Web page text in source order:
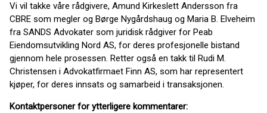
Vi vil takke våre rådgivere, Amund Kirkeslett Andersson fra
CBRE som megler og Børge Nygårdshaug og Maria B. Elveheim
fra SANDS Advokater som juridisk rådgiver for Peab
Eiendomsutvikling Nord AS, for deres profesjonelle bistand
gjennom hele prosessen. Retter også en takk til Rudi M.
Christensen i Advokatfirmaet Finn AS, som har representert
kjøper, for deres innsats og samarbeid i transaksjonen.
Kontaktpersoner for ytterligere kommentarer: